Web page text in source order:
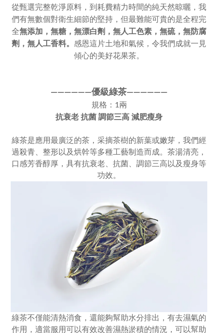
從甄選完整乾淨原料，到耗費精力時間的純天然晾曬，我
們有無數個對衛生細節的堅持，但最難能可貴的是全程完
全無添加， 無糖，無漂白劑，無人工色素， 無硫，無防腐
劑，無人工香料。 感恩這片土地和氣候，令我們成就一見
傾心的美好花果茶。
——————優級綠茶——————
規格：1兩
抗衰老 抗菌 調節三高 減肥瘦身
綠茶是應用最廣泛的茶，采摘茶樹的新葉或嫩芽，我們經
過殺青、整形以及烘幹等多種工藝制造而成。茶湯清亮，
口感芳香醇厚，具有抗衰老、抗菌、調節三高以及瘦身等
功效。
綠茶不僅能清熱消食，還能夠幫助水分排出，有去濕氣的
作用，適當服用可以有效改善濕熱淤積的情況，可以幫助